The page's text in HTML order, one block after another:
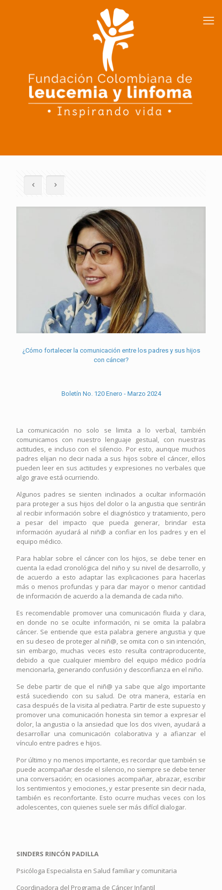
¿Cómo fortalecer la comunicación entre los padres y sus hijos
con cáncer?
Boletín No. 120 Enero - Marzo 2024
La comunicación no solo se limita a lo verbal, también
comunicamos con nuestro lenguaje gestual, con nuestras
actitudes, e incluso con el silencio. Por esto, aunque muchos
padres elijan no decir nada a sus hijos sobre el cáncer, ellos
pueden leer en sus actitudes y expresiones no verbales que
algo grave está ocurriendo.
Algunos padres se sienten inclinados a ocultar información
para proteger a sus hijos del dolor o la angustia que sentirán
al recibir información sobre el diagnóstico y tratamiento, pero
a pesar del impacto que pueda generar, brindar esta
información ayudará al niñ@ a confiar en los padres y en el
equipo médico.
Para hablar sobre el cáncer con los hijos, se debe tener en
cuenta la edad cronológica del niño y su nivel de desarrollo, y
de acuerdo a esto adaptar las explicaciones para hacerlas
más o menos profundas y para dar mayor o menor cantidad
de información de acuerdo a la demanda de cada niño.
Es recomendable promover una comunicación fluida y clara,
en donde no se oculte información, ni se omita la palabra
cáncer. Se entiende que esta palabra genere angustia y que
en su deseo de proteger al niñ@, se omita con o sin intención,
sin embargo, muchas veces esto resulta contraproducente,
debido a que cualquier miembro del equipo médico podría
mencionarla, generando confusión y desconfianza en el niño.
Se debe partir de que el niñ@ ya sabe que algo importante
está sucediendo con su salud. De otra manera, estaría en
casa después de la visita al pediatra. Partir de este supuesto y
promover una comunicación honesta sin temor a expresar el
dolor, la angustia o la ansiedad que los dos viven, ayudará a
desarrollar una comunicación colaborativa y a afianzar el
vínculo entre padres e hijos.
Por último y no menos importante, es recordar que también se
puede acompañar desde el silencio, no siempre se debe tener
una conversación; en ocasiones acompañar, abrazar, escribir
los sentimientos y emociones, y estar presente sin decir nada,
también es reconfortante. Esto ocurre muchas veces con los
adolescentes, con quienes suele ser más difícil dialogar.
SINDERS RINCÓN PADILLA
Psicóloga Especialista en Salud familiar y comunitaria
Coordinadora del Programa de Cáncer Infantil